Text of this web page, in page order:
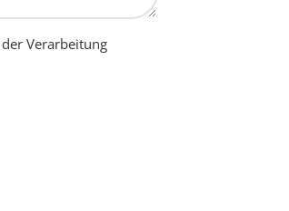
Verarbeitung